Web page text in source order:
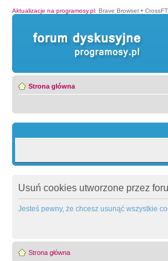
Aktualizacje na programosy.pl: Brave Browser •
Strona główna
Usuń cookies utworzone przez
Jesteś pewny, że chcesz usunąć wszystkie
Strona główna